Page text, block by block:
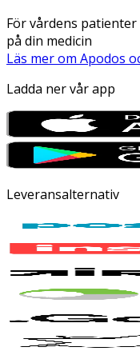
För vårdens
på din medicin
Läs mer om Apodos
Ladda ner vår app
Leveransalternativ